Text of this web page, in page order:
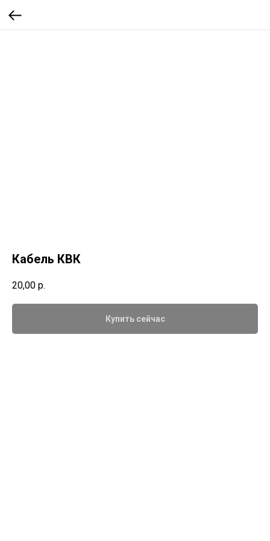
Кабель КВК
20,00 р.
Купить сейчас